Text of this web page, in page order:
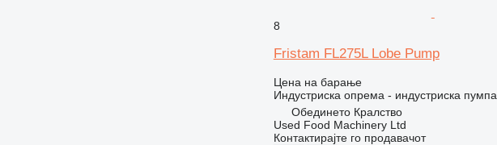
8
Fristam FL275L Lobe Pump
Цена на барање
Индустриска опрема - индустриска пумпа
Обединето Кралство
Used Food Machinery Ltd
Контактирајте го продавачот